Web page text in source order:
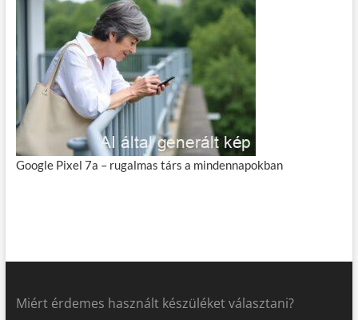
Google Pixel 7a – rugalmas társ a mindennapokban
Miért érdemes használt készüléket választani?